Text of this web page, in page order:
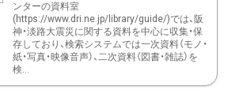
ンターの資料室
(https://www.dri.ne.jp/library/guide/)では、阪
神・淡路大震災に関する資料を中心に収集・保
存しており、検索システムでは一次資料（モノ・
紙・写真・映像音声）、二次資料（図書・雑誌）を
検...